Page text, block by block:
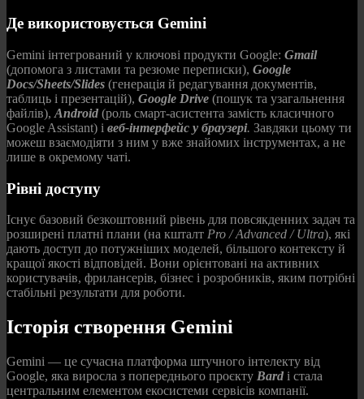
Де використовується Gemini
Gemini інтегрований у ключові продукти Google: Gmail
(допомога з листами та резюме переписки), Google
Docs/Sheets/Slides (генерація й редагування документів,
таблиць і презентацій), Google Drive (пошук та узагальнення
файлів), Android (роль смарт‑асистента замість класичного
Google Assistant) і веб‑інтерфейс у браузері. Завдяки цьому ти
можеш взаємодіяти з ним у вже знайомих інструментах, а не
лише в окремому чаті.
Рівні доступу
Існує базовий безкоштовний рівень для повсякденних задач та
розширені платні плани (на кшталт Pro / Advanced / Ultra), які
дають доступ до потужніших моделей, більшого контексту й
кращої якості відповідей. Вони орієнтовані на активних
користувачів, фрилансерів, бізнес і розробників, яким потрібні
стабільні результати для роботи.
Історія створення Gemini
Gemini — це сучасна платформа штучного інтелекту від
Google, яка виросла з попереднього проєкту Bard і стала
центральним елементом екосистеми сервісів компанії.